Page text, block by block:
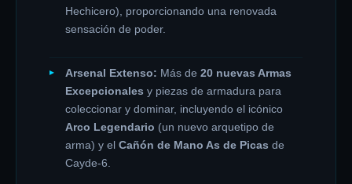
Hechicero), proporcionando una renovada
sensación de poder.
Arsenal Extenso: Más de 20 nuevas Armas
Excepcionales y piezas de armadura para
coleccionar y dominar, incluyendo el icónico
Arco Legendario (un nuevo arquetipo de
arma) y el Cañón de Mano As de Picas de
Cayde-6.